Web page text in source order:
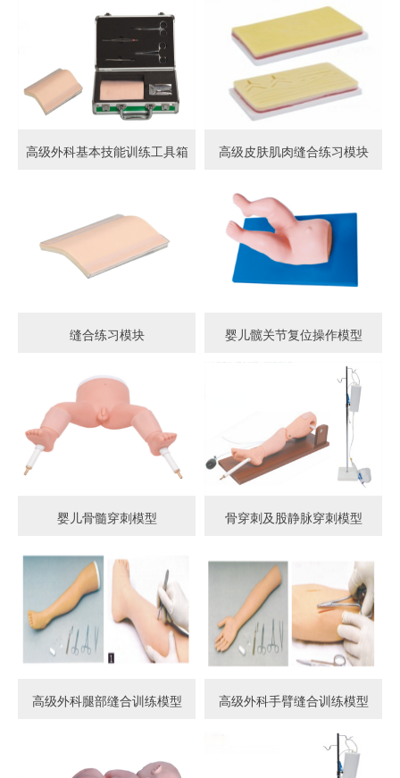
高级外科基本技能训练工具箱 高级皮肤肌肉缝合练习模块
缝合练习模块 婴儿髋关节复位操作模型
婴儿骨髓穿刺模型 骨穿刺及股静脉穿刺模型
高级外科腿部缝合训练模型 高级外科手臂缝合训练模型